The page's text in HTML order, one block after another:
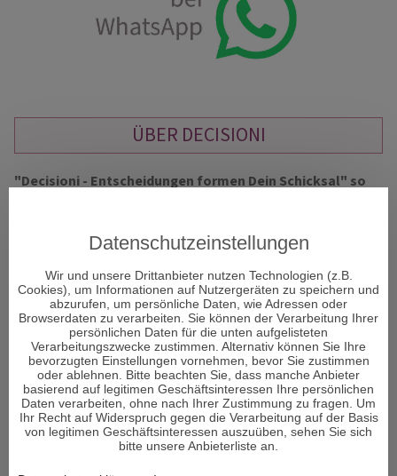
ÜBER DECISIONI
"Decisioni - Entscheidungen formen Dein Schicksal" so
geht es im Leben. Entscheidungen sind ein Moment in
Viele Menschen sehnen sich nach Erholung und suchen den
Zugang zu sich selbst. Aber was genau gibt es, um bei sich
selbst wieder anzukommen und den Fokus auf das zu lenken,
was wirklich wichtig ist im Leben und die richtigen
Entscheidungen zu treffen?
Den Körper und Seele in Einklang zu bringen ist von enormer
Wichtigkeit für den Menschen. Man könnte auch sagen – es
Datenschutzeinstellungen
Wir und unsere Drittanbieter nutzen Technologien (z.B.
Cookies), um Informationen auf Nutzergeräten zu speichern und
abzurufen, um persönliche Daten, wie Adressen oder
Browserdaten zu verarbeiten. Sie können der Verarbeitung Ihrer
persönlichen Daten für die unten aufgelisteten
Verarbeitungszwecke zustimmen. Alternativ können Sie Ihre
bevorzugten Einstellungen vornehmen, bevor Sie zustimmen
oder ablehnen. Bitte beachten Sie, dass manche Anbieter
basierend auf legitimen Geschäftsinteressen Ihre persönlichen
Daten verarbeiten, ohne nach Ihrer Zustimmung zu fragen. Um
Ihr Recht auf Widerspruch gegen die Verarbeitung auf der Basis
von legitimen Geschäftsinteressen auszuüben, sehen Sie sich
bitte unsere Anbieterliste an.